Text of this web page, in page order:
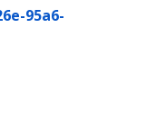
95a6-